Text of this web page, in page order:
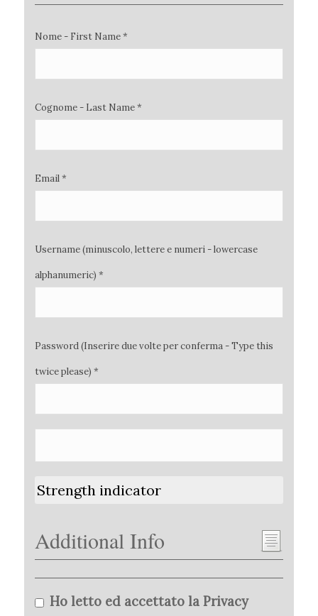
Nome - First Name *
Cognome - Last Name *
Email *
Username (minuscolo, lettere e numeri - lowercase
alphanumeric) *
Password (Inserire due volte per conferma - Type this
twice please) *
Strength indicator
Additional Info
Ho letto ed accettato la Privacy